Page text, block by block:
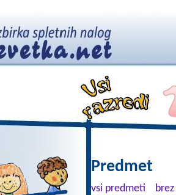
Predmet
vsi predmeti